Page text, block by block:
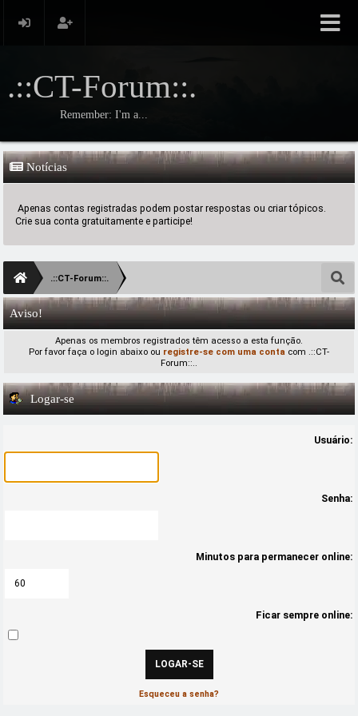
.::CT-Forum::.
Remember: I'm a...
Notícias
Apenas contas registradas podem postar respostas ou criar tópicos.
Crie sua conta gratuitamente e participe!
.::CT-Forum::.
Aviso!
Apenas os membros registrados têm acesso a esta função.
Por favor faça o login abaixo ou registre-se com uma conta com .::CT-
Forum::..
Logar-se
Usuário:
Senha:
Minutos para permanecer online:
Ficar sempre online:
Esqueceu a senha?